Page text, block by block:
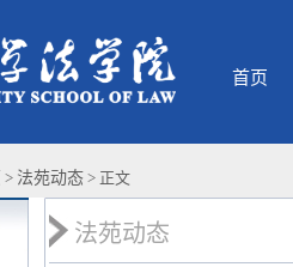
首页
> 法苑动态 > 正文
法苑动态